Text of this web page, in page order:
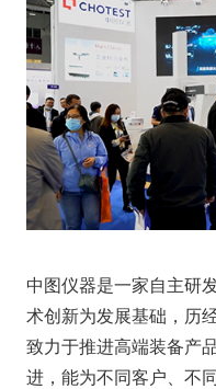
中图仪器是一家自主研
术创新为发展基础，历
致力于推进高端装备产
进，能为不同客户、不